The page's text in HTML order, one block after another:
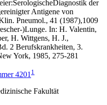
der
Antigene von
Pneumol., 41 (1987),1009
)Lunge. In: H. Valentin,
H. Wittgens, H. J.,
2 Berufskrankheiten, 3.
York, 1985, 275-281
4201 1
Fakultät